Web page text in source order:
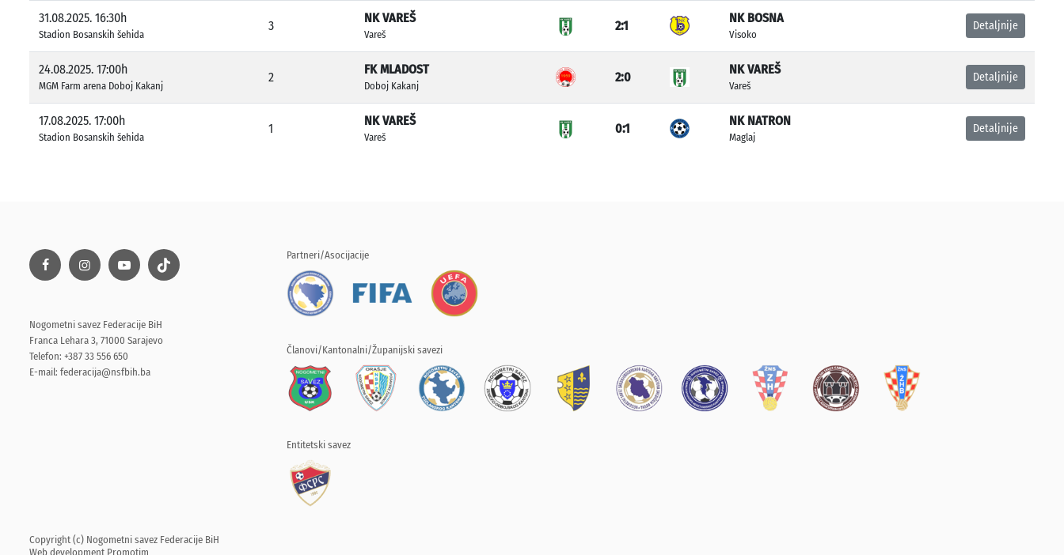
31.08.2025. 16:30h
Stadion Bosanskih šehida
3
NK VAREŠ
Vareš
2:1
NK BOSNA
Visoko
Detaljnije
24.08.2025. 17:00h
MGM Farm arena Doboj Kakanj
2
FK MLADOST
Doboj Kakanj
2:0
NK VAREŠ
Vareš
Detaljnije
17.08.2025. 17:00h
Stadion Bosanskih šehida
1
NK VAREŠ
Vareš
0:1
NK NATRON
Maglaj
Detaljnije
Nogometni savez Federacije BiH
Franca Lehara 3, 71000 Sarajevo
Telefon: +387 33 556 650
E-mail: federacija@nsfbih.ba
Partneri/Asocijacije
Članovi/Kantonalni/Županijski savezi
Entitetski savez
Copyright (c) Nogometni savez Federacije BiH
Web development Promotim